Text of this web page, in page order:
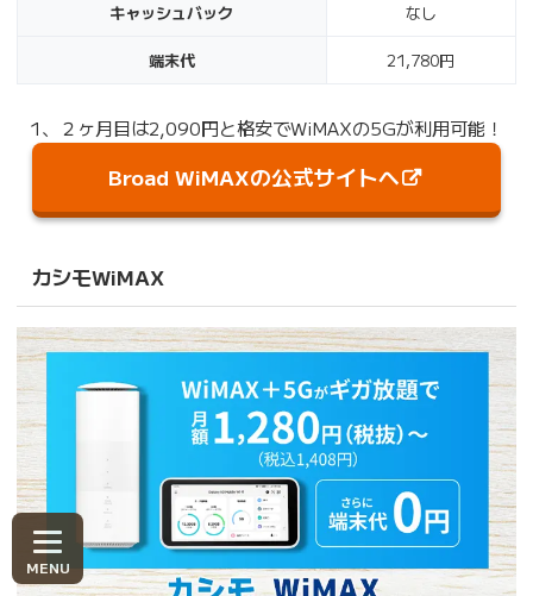
キャッシュバック なし
端末代 21,780円
1、２ヶ月目は2,090円と格安でWiMAXの5Gが利用可能！
Broad WiMAXの公式サイトへ
カシモWiMAX